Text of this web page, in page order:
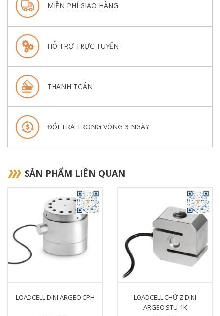
MIỄN PHÍ GIAO HÀNG
HỖ TRỢ TRỰC TUYẾN
THANH TOÁN
ĐỔI TRẢ TRONG VÒNG 3 NGÀY
SẢN PHẨM LIÊN QUAN
LOADCELL DINI ARGEO CPH
LOADCELL CHỮ Z DINI
ARGEO STU-1K